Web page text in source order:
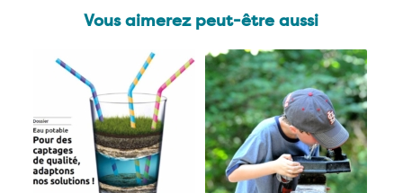
Vous aimerez peut-être aussi